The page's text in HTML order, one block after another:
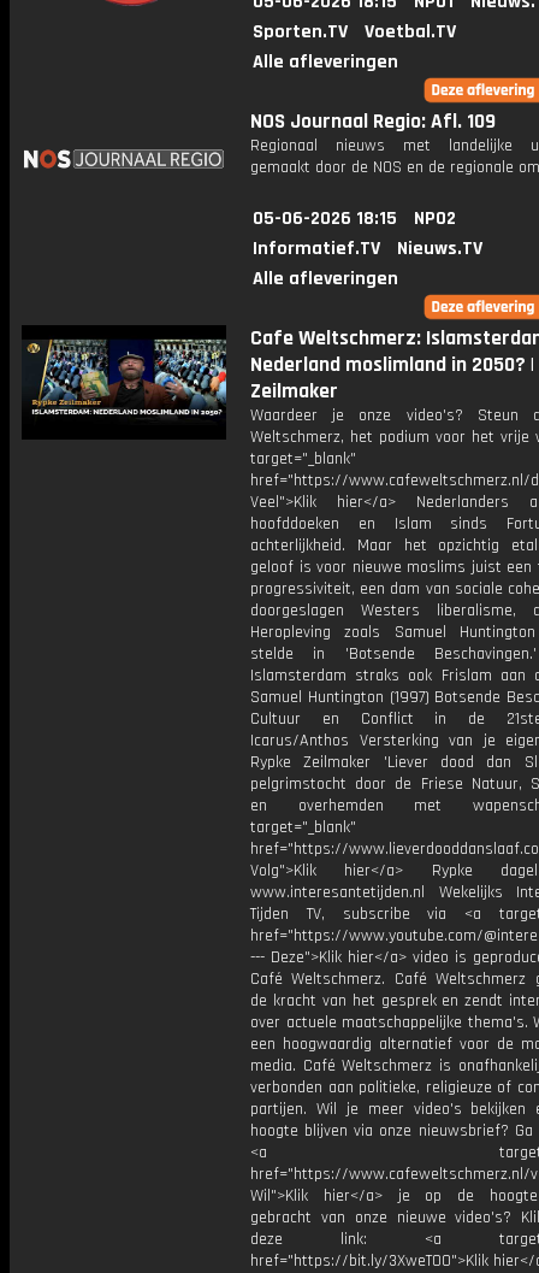
Sporten.TV
Voetbal.TV
Alle afleveringen
NOS Journaal Regio: Afl. 109
Regionaal nieuws met landelijke
gemaakt door de NOS en de regionale
05-06-2026 18:15
NPO2
Informatief.TV
Nieuws.TV
Alle afleveringen
Cafe Weltschmerz:
Nederland moslimland in 2050? |
Zeilmaker
Waardeer je onze video's? Steun
Weltschmerz, het podium voor het vrije
target="_blank"
href="https://www.cafeweltschmerz.nl/
Veel">Klik hier</a> Nederlanders
hoofddoeken en Islam sinds
achterlijkheid. Maar het opzichtig
geloof is voor nieuwe moslims juist een
progressiviteit, een dam van sociale
doorgeslagen Westers liberalisme,
Heropleving zoals Samuel
stelde in 'Botsende
Islamsterdam straks ook Frislam aan
Samuel Huntington (1997) Botsende
Cultuur en Conflict in de
Icarus/Anthos Versterking van je
Rypke Zeilmaker 'Liever dood dan
pelgrimstocht door de Friese Natuur,
en overhemden met
target="_blank"
href="https://
Volg">Klik hier</a> Rypke
www.interesantetijden.nl Wekelijks
Tijden TV, subscribe via <a
href="https://www.youtube.com/
--- Deze">Klik hier</a> video is
Café Weltschmerz. Café Weltschmerz
de kracht van het gesprek en zendt
over actuele maatschappelijke thema's.
een hoogwaardig alternatief voor de
media. Café Weltschmerz is
verbonden aan politieke, religieuze of
partijen. Wil je meer video's bekijken
hoogte blijven via onze nieuwsbrief? Ga
<a
href="https://www.cafeweltschmerz.nl/
Wil">Klik hier</a> je op de
gebracht van onze nieuwe video's?
deze link: <a
href="https://bit.ly/3XweTO0">Klik hier</